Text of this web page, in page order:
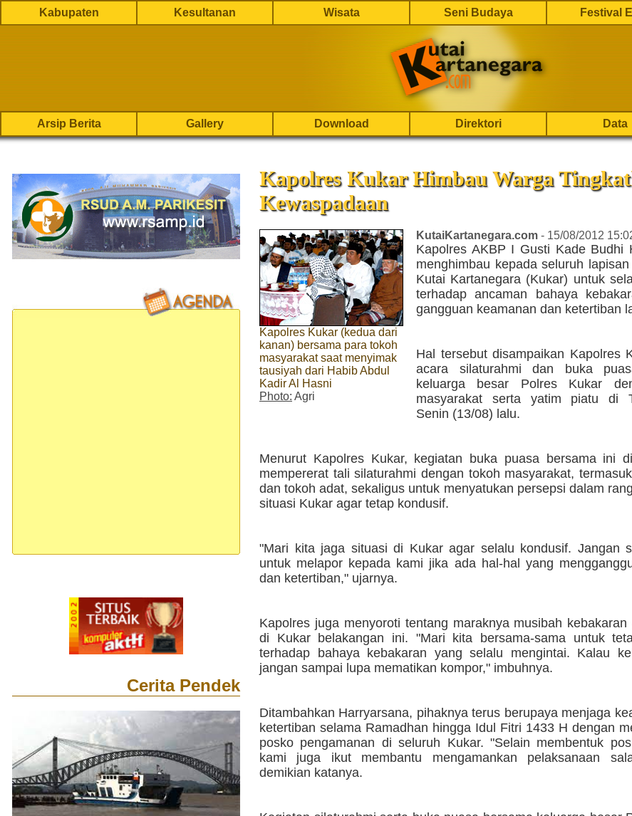
Kabupaten Kesultanan Wisata Seni Budaya Festival
Arsip Berita Gallery Download Direktori Data
Cerita Pendek
Kapolres Kukar Himbau Warga
Kewaspadaan
Kapolres Kukar (kedua dari
kanan) bersama para tokoh
masyarakat saat menyimak
tausiyah dari Habib Abdul
Kadir Al Hasni
Photo: Agri
KutaiKartanegara.com - 15/08/2012
Kapolres AKBP I Gusti Kade Budhi
menghimbau kepada seluruh
Kutai Kartanegara (Kukar) untuk
terhadap ancaman bahaya
gangguan keamanan dan ketertiban
Hal tersebut disampaikan Kapolres
acara silaturahmi dan buka
keluarga besar Polres Kukar
masyarakat serta yatim piatu di
Senin (13/08) lalu.
Menurut Kapolres Kukar, kegiatan buka puasa bersama ini
mempererat tali silaturahmi dengan tokoh masyarakat,
dan tokoh adat, sekaligus untuk menyatukan persepsi dalam
situasi Kukar agar tetap kondusif.
"Mari kita jaga situasi di Kukar agar selalu kondusif. Jangan
untuk melapor kepada kami jika ada hal-hal yang
dan ketertiban," ujarnya.
Kapolres juga menyoroti tentang maraknya musibah kebakaran
di Kukar belakangan ini. "Mari kita bersama-sama untuk
terhadap bahaya kebakaran yang selalu mengintai. Kalau
jangan sampai lupa mematikan kompor," imbuhnya.
Ditambahkan Harryarsana, pihaknya terus berupaya menjaga
ketertiban selama Ramadhan hingga Idul Fitri 1433 H dengan
posko pengamanan di seluruh Kukar. "Selain membentuk
kami juga ikut membantu mengamankan pelaksanaan
demikian katanya.